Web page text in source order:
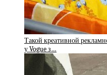
Такой креативной
у Vogue з…